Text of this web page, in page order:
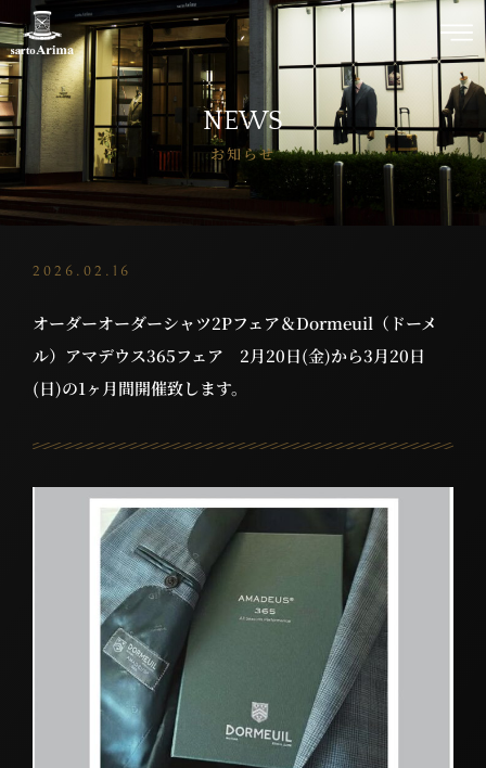
NEWS
お知らせ
2026.02.16
オーダーオーダーシャツ2Pフェア＆Dormeuil（ドーメ
ル）アマデウス365フェア 2月20日(金)から3月20日
(日)の1ヶ月間開催致します。